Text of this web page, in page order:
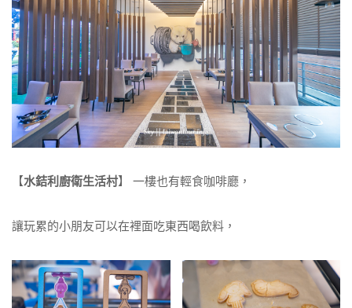
【水銡利廚衛生活村】 一樓也有輕食咖啡廳，
讓玩累的小朋友可以在裡面吃東西喝飲料，